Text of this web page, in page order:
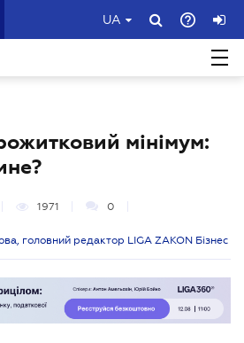
UA
мінімум:
1971 0
головний редактор LIGA ZAKON Бізнес